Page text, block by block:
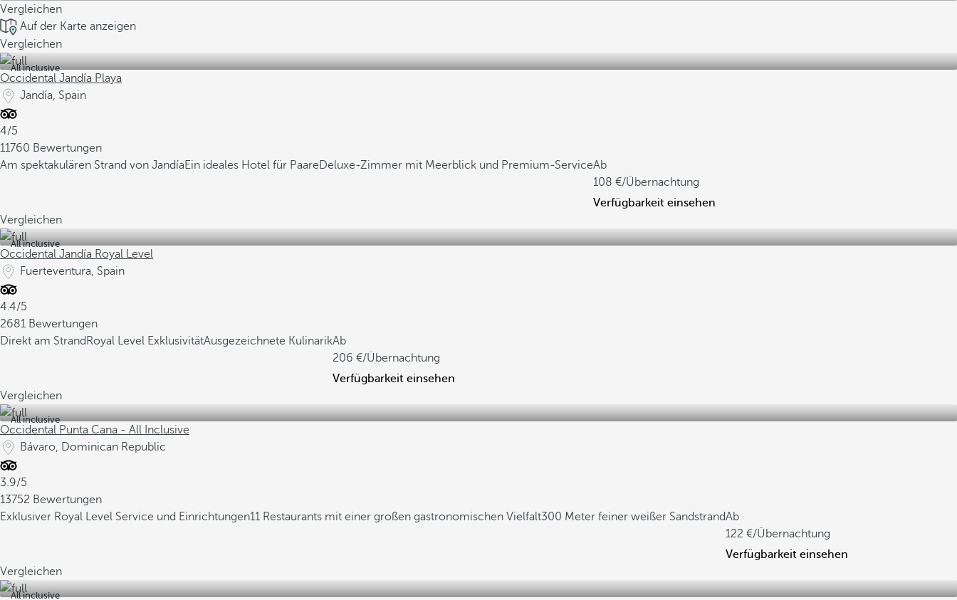
Vergleichen
Auf der Karte anzeigen
Vergleichen
All inclusive
Occidental Jandía Playa
Jandía, Spain
4/5
11760 Bewertungen
Am spektakulären Strand von JandíaEin ideales Hotel für PaareDeluxe-Zimmer mit Meerblick und Premium-ServiceAb
108
/Übernachtung
Verfügbarkeit einsehen
Vergleichen
All inclusive
Occidental Jandía Royal Level
Fuerteventura, Spain
4.4/5
2681 Bewertungen
Direkt am Strand Royal Level ExklusivitätAusgezeichnete KulinarikAb
206
/Übernachtung
Verfügbarkeit einsehen
Vergleichen
All inclusive
Occidental Punta Cana - All Inclusive
Bávaro, Dominican Republic
3.9/5
13752 Bewertungen
Exklusiver Royal Level Service und Einrichtungen11 Restaurants mit einer großen gastronomischen Vielfalt300 Meter feiner weißer SandstrandAb
122
/Übernachtung
Verfügbarkeit einsehen
Vergleichen
All inclusive